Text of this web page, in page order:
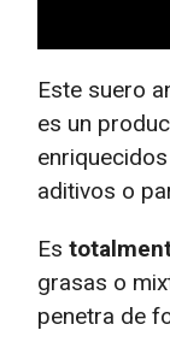
Este suero
es un
aditivos o
Es
grasas o
penetra de